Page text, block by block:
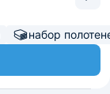
набор